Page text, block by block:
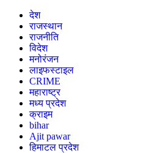
देश
राजस्थान
राजनीति
विदेश
मनोरंजन
लाइफस्टाइल
CRIME
महाराष्ट्र
मध्य प्रदेश
क्राइम
bihar
Ajit pawar
हिमाटल प्रदेश